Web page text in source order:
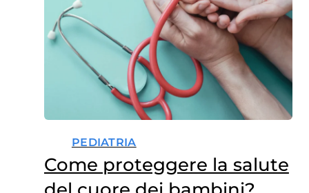
PEDIATRIA
Come proteggere la salute